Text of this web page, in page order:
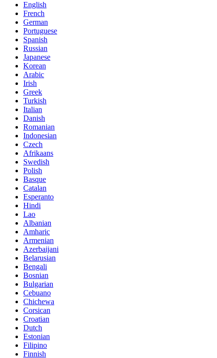
English
French
German
Portuguese
Spanish
Russian
Japanese
Korean
Arabic
Irish
Greek
Turkish
Italian
Danish
Romanian
Indonesian
Czech
Afrikaans
Swedish
Polish
Basque
Catalan
Esperanto
Hindi
Lao
Albanian
Amharic
Armenian
Azerbaijani
Belarusian
Bengali
Bosnian
Bulgarian
Cebuano
Chichewa
Corsican
Croatian
Dutch
Estonian
Filipino
Finnish